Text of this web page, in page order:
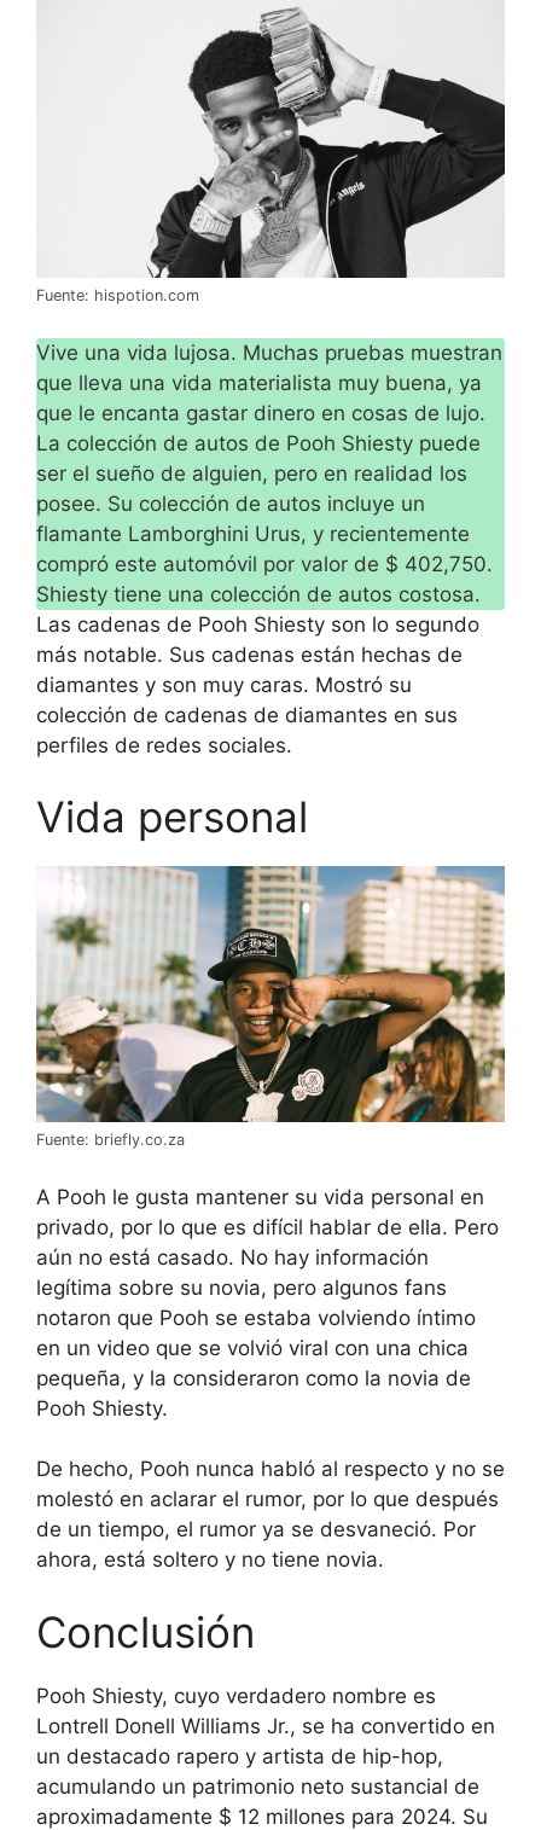
Fuente: hispotion.com
Vive una vida lujosa. Muchas pruebas muestran
que lleva una vida materialista muy buena, ya
que le encanta gastar dinero en cosas de lujo.
La colección de autos de Pooh Shiesty puede
ser el sueño de alguien, pero en realidad los
posee. Su colección de autos incluye un
flamante Lamborghini Urus, y recientemente
compró este automóvil por valor de $ 402,750.
Shiesty tiene una colección de autos costosa.
Las cadenas de Pooh Shiesty son lo segundo
más notable. Sus cadenas están hechas de
diamantes y son muy caras. Mostró su
colección de cadenas de diamantes en sus
perfiles de redes sociales.
Vida personal
Fuente: briefly.co.za
A Pooh le gusta mantener su vida personal en
privado, por lo que es difícil hablar de ella. Pero
aún no está casado. No hay información
legítima sobre su novia, pero algunos fans
notaron que Pooh se estaba volviendo íntimo
en un video que se volvió viral con una chica
pequeña, y la consideraron como la novia de
Pooh Shiesty.
De hecho, Pooh nunca habló al respecto y no se
molestó en aclarar el rumor, por lo que después
de un tiempo, el rumor ya se desvaneció. Por
ahora, está soltero y no tiene novia.
Conclusión
Pooh Shiesty, cuyo verdadero nombre es
Lontrell Donell Williams Jr., se ha convertido en
un destacado rapero y artista de hip-hop,
acumulando un patrimonio neto sustancial de
aproximadamente $ 12 millones para 2024. Su